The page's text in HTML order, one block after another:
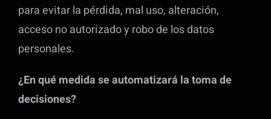
para evitar la pérdida, mal uso, alteración,
acceso no autorizado y robo de los datos
personales.
¿En qué medida se automatizará la toma de
decisiones?